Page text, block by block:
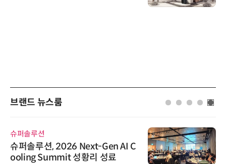
브랜드 뉴스룸
슈퍼솔루션
슈퍼솔루션, 2026 Next-Gen AI C
ooling Summit 성황리 성료